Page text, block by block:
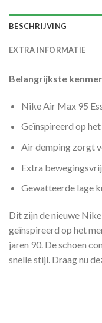
BESCHRIJVING
EXTRA INFORMATIE
Belangrijkste
Nike Air Max 95
Geïnspireerd op
Air demping zorgt
Extra
Gewatteerde lage
Dit zijn de nieuwe
geïnspireerd op het
jaren 90. De schoen
snelle stijl. Draag nu